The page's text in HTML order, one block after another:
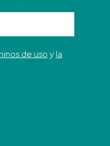
de uso y la